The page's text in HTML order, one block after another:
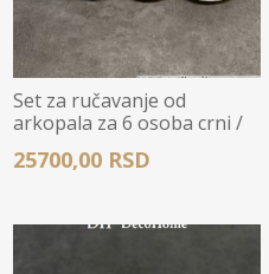
Set za ručavanje od
arkopala za 6 osoba crni /
25700,00 RSD